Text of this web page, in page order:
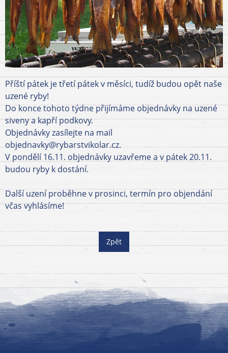
Příští pátek je třetí pátek v měsíci, tudíž budou opět naše
uzené ryby!
Do konce tohoto týdne přijímáme objednávky na uzené
siveny a kapří podkovy.
Objednávky zasílejte na mail
objednavky@rybarstvikolar.cz.
V pondělí 16.11. objednávky uzavřeme a v pátek 20.11.
budou ryby k dostání.
Další uzení proběhne v prosinci, termín pro objendání
včas vyhlásíme!
Zpět